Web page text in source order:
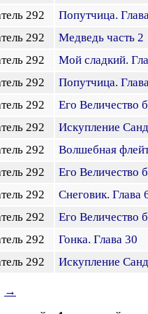
292
Попутчица.
292
Медведь часть 2
292
Мой сладкий.
292
Попутчица.
292
Его Величество
292
Искупление
292
Волшебная
292
Его Величество
292
Снеговик. Глава
292
Его Величество
292
Гонка. Глава 30
292
Искупление
→